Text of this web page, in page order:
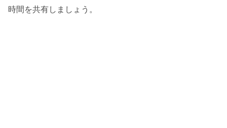
時間を共有しましょう。